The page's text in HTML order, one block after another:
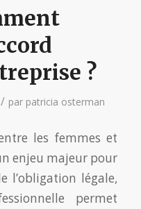
?
/ par patricia osterman
les femmes et
enjeu majeur pour
l’obligation légale,
permet